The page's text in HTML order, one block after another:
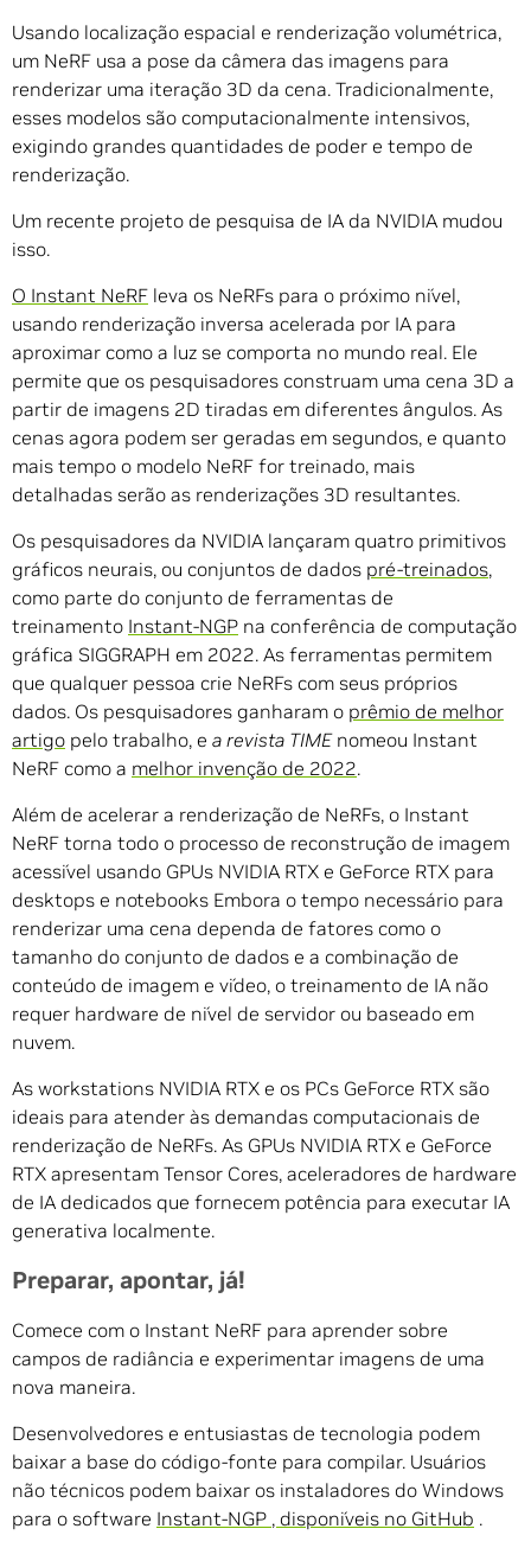
Usando localização espacial e renderização volumétrica,
um NeRF usa a pose da câmera das imagens para
renderizar uma iteração 3D da cena. Tradicionalmente,
esses modelos são computacionalmente intensivos,
exigindo grandes quantidades de poder e tempo de
renderização.
Um recente projeto de pesquisa de IA da NVIDIA mudou
isso.
O Instant NeRF leva os NeRFs para o próximo nível,
usando renderização inversa acelerada por IA para
aproximar como a luz se comporta no mundo real. Ele
permite que os pesquisadores construam uma cena 3D a
partir de imagens 2D tiradas em diferentes ângulos. As
cenas agora podem ser geradas em segundos, e quanto
mais tempo o modelo NeRF for treinado, mais
detalhadas serão as renderizações 3D resultantes.
Os pesquisadores da NVIDIA lançaram quatro primitivos
gráficos neurais, ou conjuntos de dados pré-treinados,
como parte do conjunto de ferramentas de
treinamento Instant-NGP na conferência de computação
gráfica SIGGRAPH em 2022. As ferramentas permitem
que qualquer pessoa crie NeRFs com seus próprios
dados. Os pesquisadores ganharam o prêmio de melhor
artigo pelo trabalho, e a revista TIMEnomeou Instant
NeRF como a melhor invenção de 2022.
Além de acelerar a renderização de NeRFs, o Instant
NeRF torna todo o processo de reconstrução de imagem
acessível usando GPUs NVIDIA RTX e GeForce RTX para
desktops e notebooks Embora o tempo necessário para
renderizar uma cena dependa de fatores como o
tamanho do conjunto de dados e a combinação de
conteúdo de imagem e vídeo, o treinamento de IA não
requer hardware de nível de servidor ou baseado em
nuvem.
As workstations NVIDIA RTX e os PCs GeForce RTX são
ideais para atender às demandas computacionais de
renderização de NeRFs. As GPUs NVIDIA RTX e GeForce
RTX apresentam Tensor Cores, aceleradores de hardware
de IA dedicados que fornecem potência para executar IA
generativa localmente.
Preparar, apontar, já!
Comece com o Instant NeRF para aprender sobre
campos de radiância e experimentar imagens de uma
nova maneira.
Desenvolvedores e entusiastas de tecnologia podem
baixar a base do código-fonte para compilar. Usuários
não técnicos podem baixar os instaladores do Windows
para o software Instant-NGP , disponíveis no GitHub .